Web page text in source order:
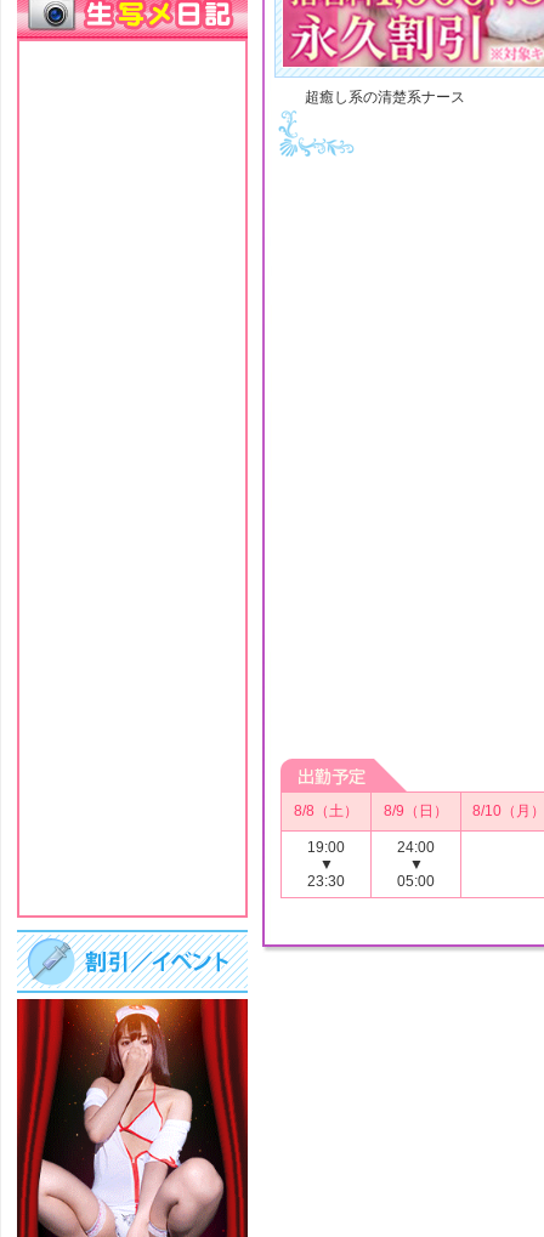
超癒し系の清楚系ナース
8/8（土） 8/9（日） 8/10（月）
19:00
▼
23:30
24:00
▼
05:00